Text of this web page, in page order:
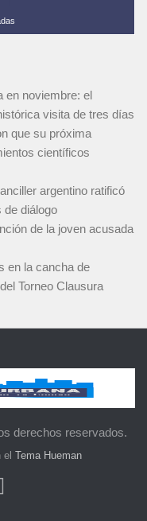
en noviembre: el
visita de tres días
que su próxima
científicos
argentino ratificó
de diálogo
de la joven acusada
en la cancha de
Torneo Clausura
derechos reservados.
Tema Hueman